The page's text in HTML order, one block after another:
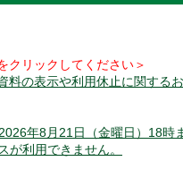
リックしてください＞
料の表示や利用休止に関する
年8月21日（金曜日）18時
が利用できません。